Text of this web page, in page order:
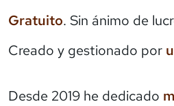
Gratuito. Sin ánimo de
Creado y gestionado por
Desde 2019 he dedicado